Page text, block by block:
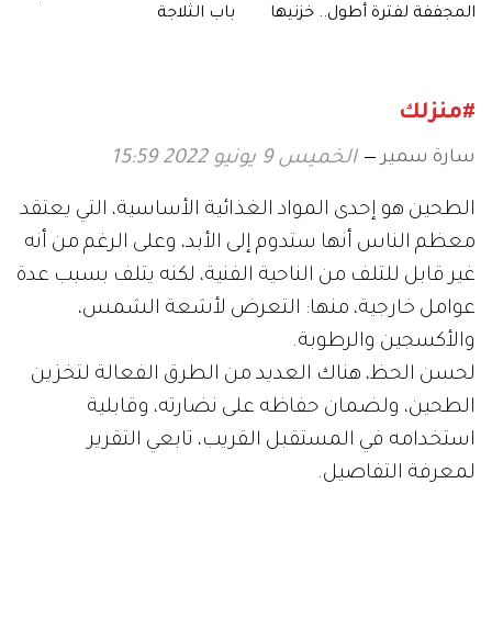
المجففة لفترة أطول.. خزنيها
باب الثلاجة
#منزلك
سارة سمير الخميس 9 يونيو 2022 15:59
الطحين هو إحدى المواد الغذائية الأساسية، التي يعتقد
معظم الناس أنها ستدوم إلى الأبد، وعلى الرغم من أنه
غير قابل للتلف من الناحية الفنية، لكنه يتلف بسبب عدة
عوامل خارجية، منها: التعرض لأشعة الشمس،
والأكسجين والرطوبة.
لحسن الحظ، هناك العديد من الطرق الفعالة لتخزين
الطحين، ولضمان حفاظه على نضارته، وقابلية
استخدامه في المستقبل القريب، تابعي التقرير
لمعرفة التفاصيل.